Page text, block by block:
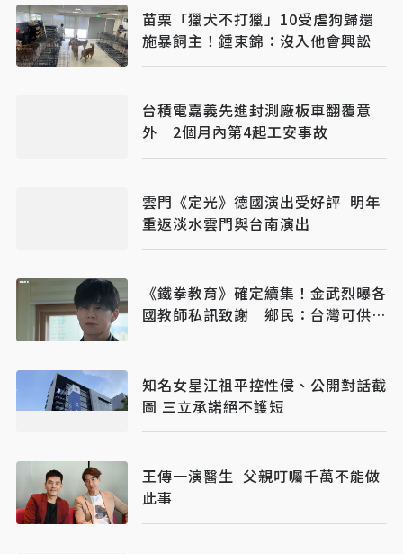
苗栗「獵犬不打獵」10受虐狗歸還
施暴飼主！鍾東錦：沒入他會興訟
台積電嘉義先進封測廠板車翻覆意
外 2個月內第4起工安事故
雲門《定光》德國演出受好評 明年
重返淡水雲門與台南演出
《鐵拳教育》確定續集！金武烈曝各
國教師私訊致謝 鄉民：台灣可供超
多素材
知名女星江祖平控性侵、公開對話截
圖 三立承諾絕不護短
王傳一演醫生 父親叮囑千萬不能做
此事